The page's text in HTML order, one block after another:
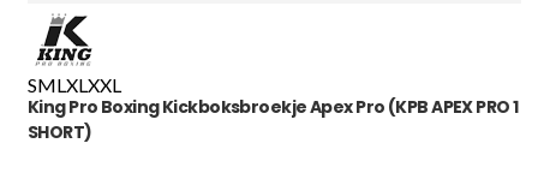
SMLXLXXL
King Pro Boxing Kickboksbroekje Apex Pro (KPB APEX PRO 1
SHORT)